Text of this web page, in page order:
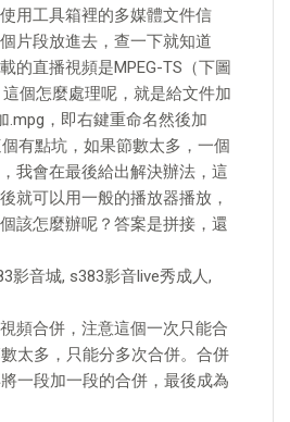
用工具箱裡的多媒體文件信
片段放進去，查一下就知道
的直播視頻是MPEG-TS（下圖
個怎麼處理呢，就是給文件加
.mpg，即右鍵重命名然後加
有點坑，如果節數太多，一個
我會在最後給出解決辦法，這
就可以用一般的播放器播放，
該怎麼辦呢？答案是拼接，還
影音城, s383影音live秀成人,
頻合併，注意這個一次只能合
太多，只能分多次合併。合併
一段加一段的合併，最後成為